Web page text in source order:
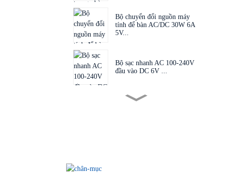
Bộ chuyển đổi nguồn máy
tính để bàn AC/DC 30W 6A
5V...
Bộ sạc nhanh AC 100-240V
đầu vào DC 6V ...